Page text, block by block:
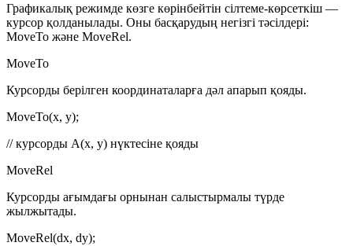
Графикалық режимде көзге көрінбейтін сілтеме-көрсеткіш —
курсор қолданылады. Оны басқарудың негізгі тәсілдері:
MoveTo және MoveRel.
MoveTo
Курсорды берілген координаталарға дәл апарып қояды.
MoveTo(x, y);
// курсорды A(x, y) нүктесіне қояды
MoveRel
Курсорды ағымдағы орнынан салыстырмалы түрде
жылжытады.
MoveRel(dx, dy);